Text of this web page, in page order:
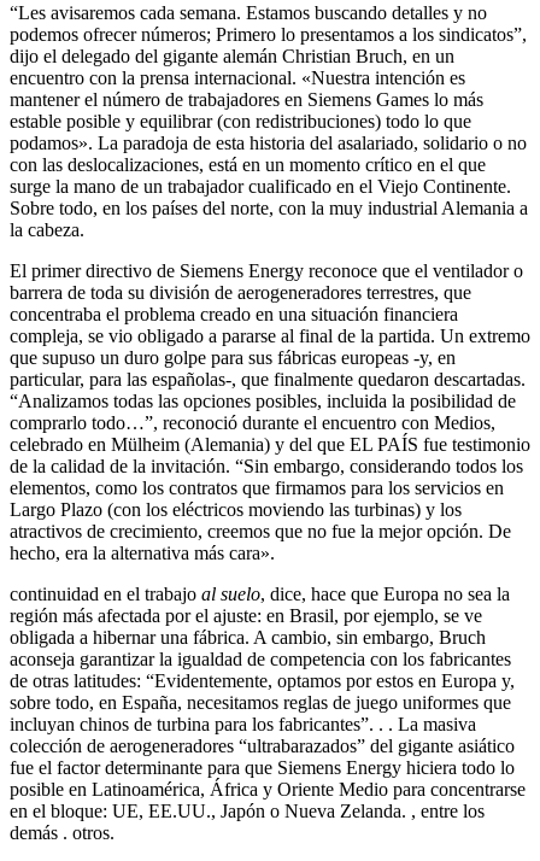
“Les avisaremos cada semana. Estamos buscando detalles y no
podemos ofrecer números; Primero lo presentamos a los sindicatos”,
dijo el delegado del gigante alemán Christian Bruch, en un
encuentro con la prensa internacional. «Nuestra intención es
mantener el número de trabajadores en Siemens Games lo más
estable posible y equilibrar (con redistribuciones) todo lo que
podamos». La paradoja de esta historia del asalariado, solidario o no
con las deslocalizaciones, está en un momento crítico en el que
surge la mano de un trabajador cualificado en el Viejo Continente.
Sobre todo, en los países del norte, con la muy industrial Alemania a
la cabeza.
El primer directivo de Siemens Energy reconoce que el ventilador o
barrera de toda su división de aerogeneradores terrestres, que
concentraba el problema creado en una situación financiera
compleja, se vio obligado a pararse al final de la partida. Un extremo
que supuso un duro golpe para sus fábricas europeas -y, en
particular, para las españolas-, que finalmente quedaron descartadas.
“Analizamos todas las opciones posibles, incluida la posibilidad de
comprarlo todo…”, reconoció durante el encuentro con Medios,
celebrado en Mülheim (Alemania) y del que EL PAÍS fue testimonio
de la calidad de la invitación. “Sin embargo, considerando todos los
elementos, como los contratos que firmamos para los servicios en
Largo Plazo (con los eléctricos moviendo las turbinas) y los
atractivos de crecimiento, creemos que no fue la mejor opción. De
hecho, era la alternativa más cara».
continuidad en el trabajo al suelo, dice, hace que Europa no sea la
región más afectada por el ajuste: en Brasil, por ejemplo, se ve
obligada a hibernar una fábrica. A cambio, sin embargo, Bruch
aconseja garantizar la igualdad de competencia con los fabricantes
de otras latitudes: “Evidentemente, optamos por estos en Europa y,
sobre todo, en España, necesitamos reglas de juego uniformes que
incluyan chinos de turbina para los fabricantes”. . . La masiva
colección de aerogeneradores “ultrabarazados” del gigante asiático
fue el factor determinante para que Siemens Energy hiciera todo lo
posible en Latinoamérica, África y Oriente Medio para concentrarse
en el bloque: UE, EE.UU., Japón o Nueva Zelanda. , entre los
demás . otros.